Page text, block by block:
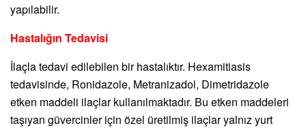
yapılabilir.
Hastalığın Tedavisi
İlaçla tedavi edilebilen bir hastalıktır. Hexamitiasis
tedavisinde, Ronidazole, Metranizadol, Dimetridazole
etken maddeli ilaçlar kullanılmaktadır. Bu etken maddeleri
taşıyan güvercinler için özel üretilmiş ilaçlar yalnız yurt